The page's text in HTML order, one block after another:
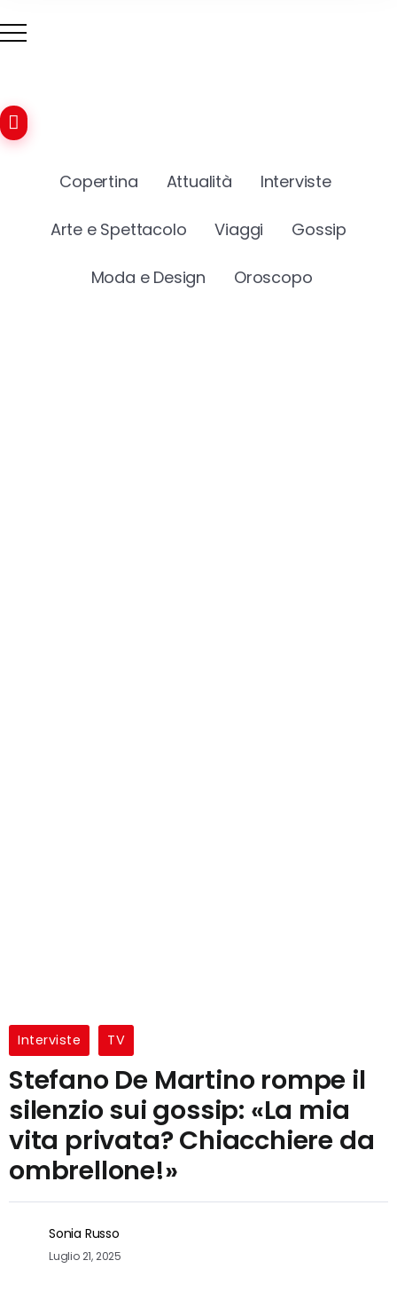
Copertina Attualità Interviste
Arte e Spettacolo Viaggi Gossip
Moda e Design Oroscopo
Interviste TV
Stefano De Martino rompe il
silenzio sui gossip: «La mia
vita privata? Chiacchiere da
ombrellone!»
Sonia Russo
Luglio 21, 2025